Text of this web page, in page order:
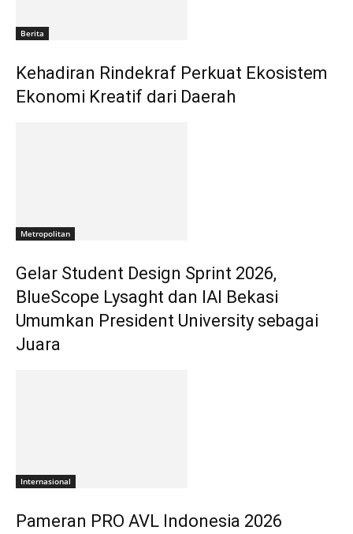
Berita
Kehadiran Rindekraf Perkuat Ekosistem
Ekonomi Kreatif dari Daerah
Metropolitan
Gelar Student Design Sprint 2026,
BlueScope Lysaght dan IAI Bekasi
Umumkan President University sebagai
Juara
Internasional
Pameran PRO AVL Indonesia 2026